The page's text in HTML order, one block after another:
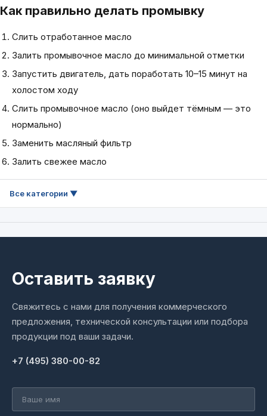
Как правильно делать промывку
Слить отработанное масло
Залить промывочное масло до минимальной отметки
Запустить двигатель, дать поработать 10–15 минут на
холостом ходу
Слить промывочное масло (оно выйдет тёмным — это
нормально)
Заменить масляный фильтр
Залить свежее масло
Оставить заявку
Свяжитесь с нами для получения коммерческого
предложения, технической консультации или подбора
продукции под ваши задачи.
+7 (495) 380-00-82